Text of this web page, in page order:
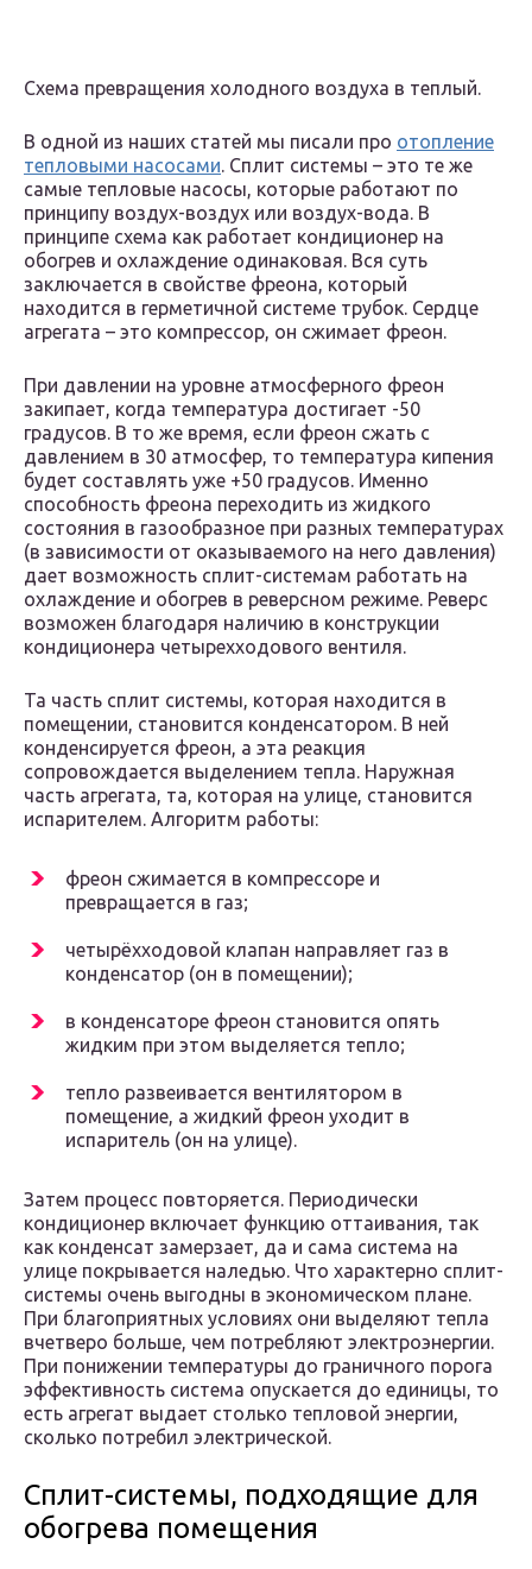
Схема превращения холодного воздуха в теплый.
В одной из наших статей мы писали про отопление
тепловыми насосами. Сплит системы – это те же
самые тепловые насосы, которые работают по
принципу воздух-воздух или воздух-вода. В
принципе схема как работает кондиционер на
обогрев и охлаждение одинаковая. Вся суть
заключается в свойстве фреона, который
находится в герметичной системе трубок. Сердце
агрегата – это компрессор, он сжимает фреон.
При давлении на уровне атмосферного фреон
закипает, когда температура достигает -50
градусов. В то же время, если фреон сжать с
давлением в 30 атмосфер, то температура кипения
будет составлять уже +50 градусов. Именно
способность фреона переходить из жидкого
состояния в газообразное при разных температурах
(в зависимости от оказываемого на него давления)
дает возможность сплит-системам работать на
охлаждение и обогрев в реверсном режиме. Реверс
возможен благодаря наличию в конструкции
кондиционера четырехходового вентиля.
Та часть сплит системы, которая находится в
помещении, становится конденсатором. В ней
конденсируется фреон, а эта реакция
сопровождается выделением тепла. Наружная
часть агрегата, та, которая на улице, становится
испарителем. Алгоритм работы:
фреон сжимается в компрессоре и
превращается в газ;
четырёхходовой клапан направляет газ в
конденсатор (он в помещении);
в конденсаторе фреон становится опять
жидким при этом выделяется тепло;
тепло развеивается вентилятором в
помещение, а жидкий фреон уходит в
испаритель (он на улице).
Затем процесс повторяется. Периодически
кондиционер включает функцию оттаивания, так
как конденсат замерзает, да и сама система на
улице покрывается наледью. Что характерно сплит-
системы очень выгодны в экономическом плане.
При благоприятных условиях они выделяют тепла
вчетверо больше, чем потребляют электроэнергии.
При понижении температуры до граничного порога
эффективность система опускается до единицы, то
есть агрегат выдает столько тепловой энергии,
сколько потребил электрической.
Cплит-системы, подходящие для
обогрева помещения